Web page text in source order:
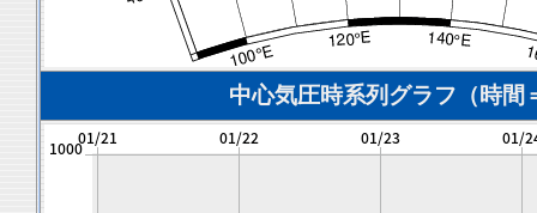
中心気圧時系列グラフ（時間